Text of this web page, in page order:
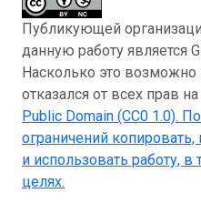
Публикующей
данную работу является
Насколько это возможно
отказался от всех прав
Public Domain (CC0 1.0).
ограничений копировать,
и использовать работу,
целях.